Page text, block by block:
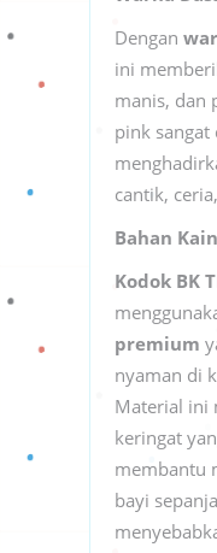
Dengan
ini
manis, dan
pink sangat
cantik,
Bahan
Kodok BK
premium
nyaman di
Material ini
keringat
membantu
bayi